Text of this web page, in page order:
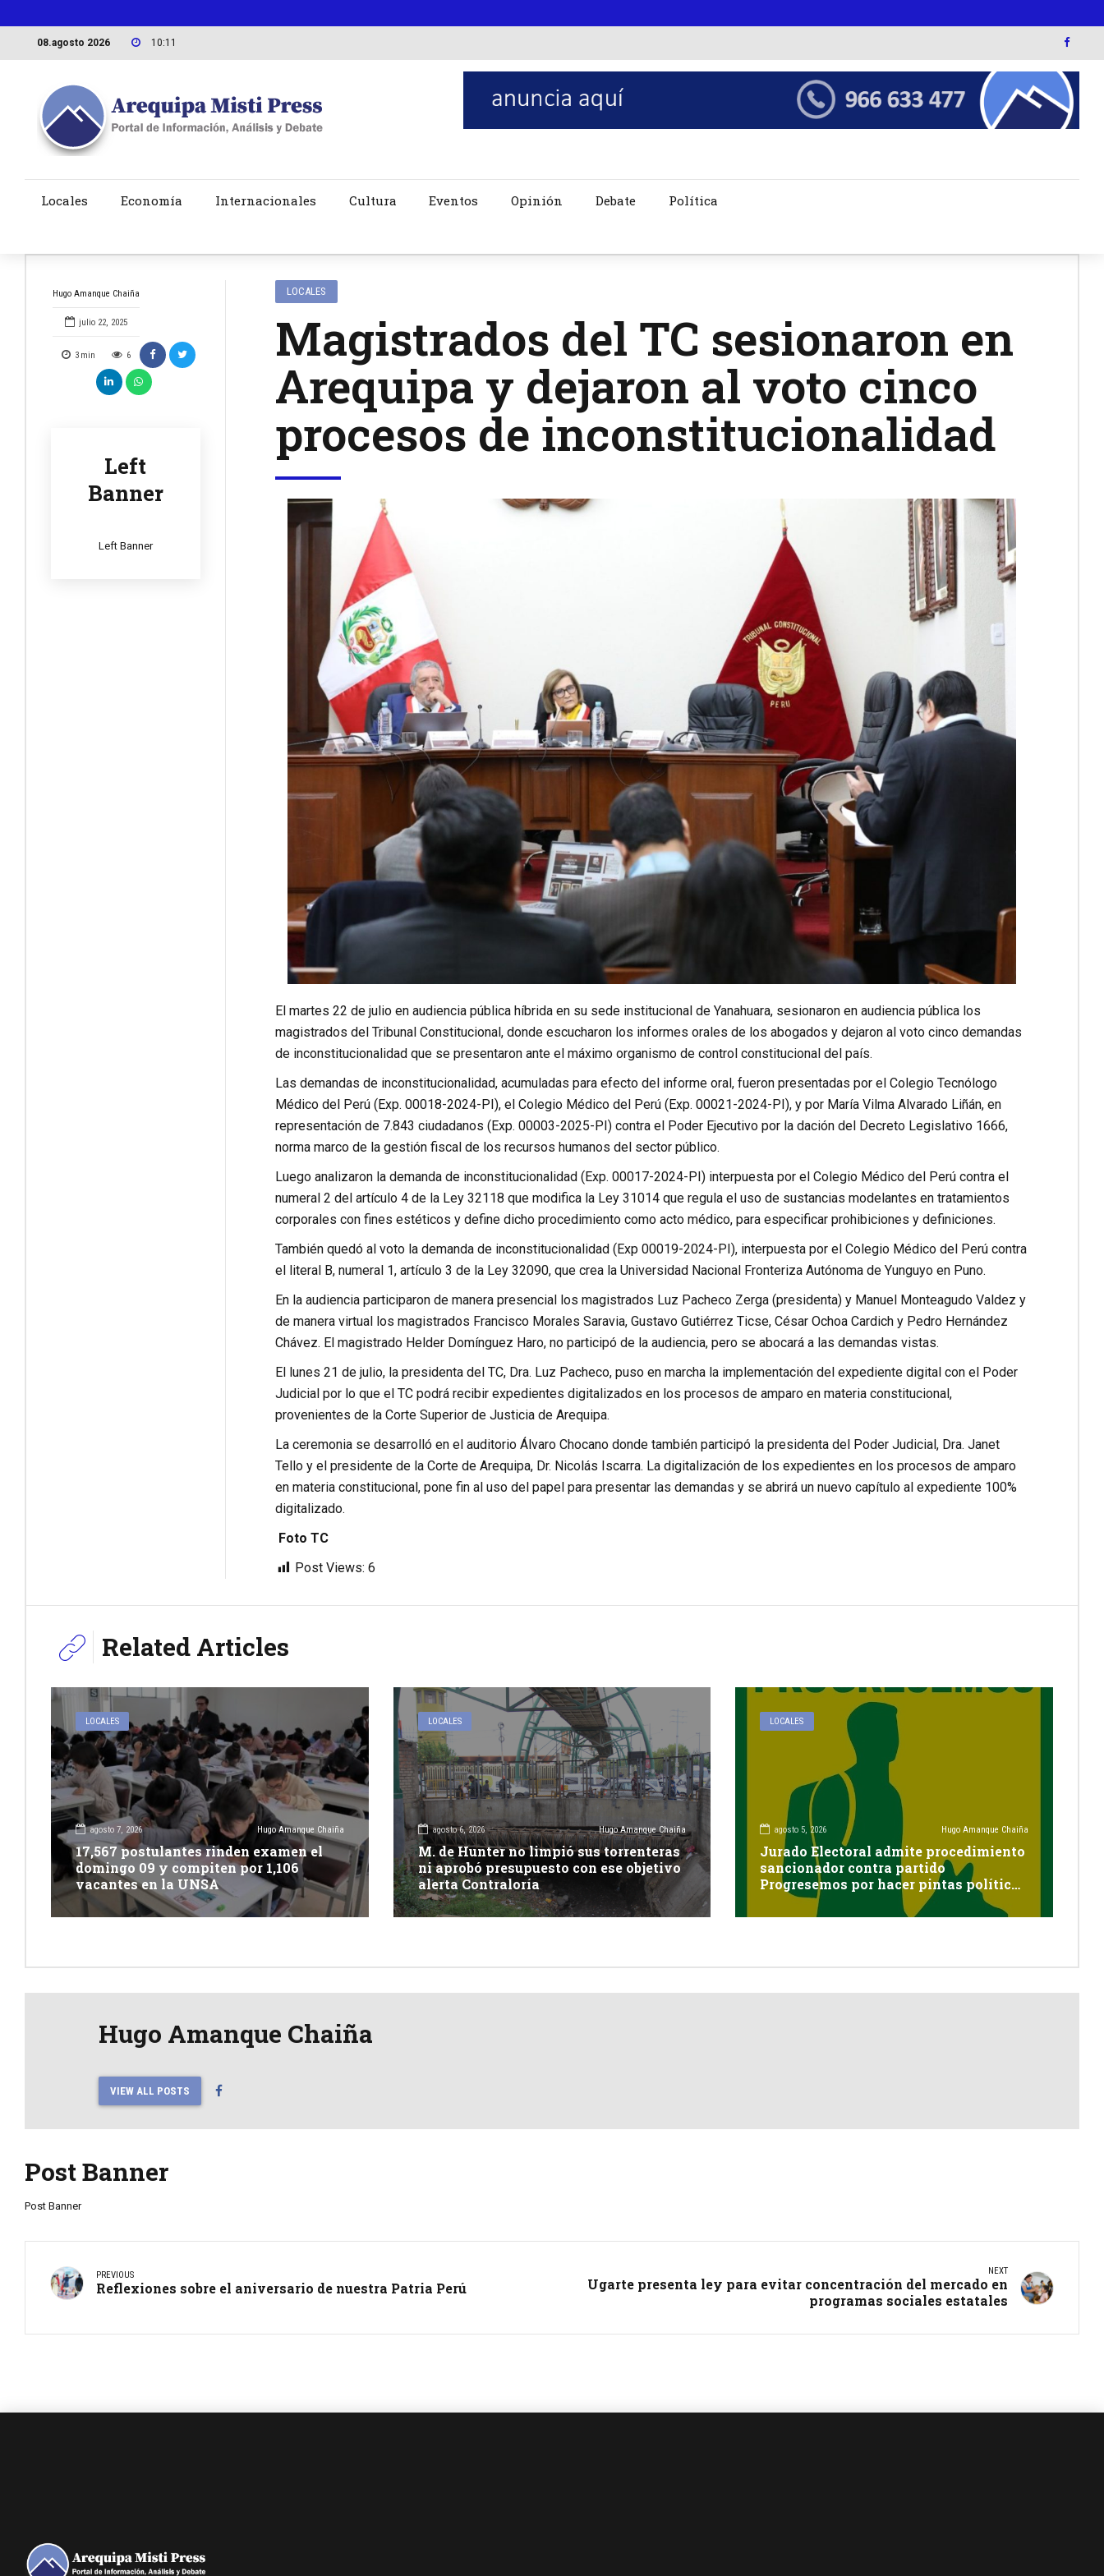
08.agosto 2026 10:11
Locales Economía Internacionales Cultura Eventos Opinión Debate Política
Hugo Amanque Chaiña
julio 22, 2025
3 min 6
Left
Banner
Left Banner
LOCALES
Magistrados del TC sesionaron en
Arequipa y dejaron al voto cinco
procesos de inconstitucionalidad
El martes 22 de julio en audiencia pública híbrida en su sede institucional de Yanahuara, sesionaron en audiencia pública los
magistrados del Tribunal Constitucional, donde escucharon los informes orales de los abogados y dejaron al voto cinco demandas
de inconstitucionalidad que se presentaron ante el máximo organismo de control constitucional del país.
Las demandas de inconstitucionalidad, acumuladas para efecto del informe oral, fueron presentadas por el Colegio Tecnólogo
Médico del Perú (Exp. 00018-2024-PI), el Colegio Médico del Perú (Exp. 00021-2024-PI), y por María Vilma Alvarado Liñán, en
representación de 7.843 ciudadanos (Exp. 00003-2025-PI) contra el Poder Ejecutivo por la dación del Decreto Legislativo 1666,
norma marco de la gestión fiscal de los recursos humanos del sector público.
Luego analizaron la demanda de inconstitucionalidad (Exp. 00017-2024-PI) interpuesta por el Colegio Médico del Perú contra el
numeral 2 del artículo 4 de la Ley 32118 que modifica la Ley 31014 que regula el uso de sustancias modelantes en tratamientos
corporales con fines estéticos y define dicho procedimiento como acto médico, para especificar prohibiciones y definiciones.
También quedó al voto la demanda de inconstitucionalidad (Exp 00019-2024-PI), interpuesta por el Colegio Médico del Perú contra
el literal B, numeral 1, artículo 3 de la Ley 32090, que crea la Universidad Nacional Fronteriza Autónoma de Yunguyo en Puno.
En la audiencia participaron de manera presencial los magistrados Luz Pacheco Zerga (presidenta) y Manuel Monteagudo Valdez y
de manera virtual los magistrados Francisco Morales Saravia, Gustavo Gutiérrez Ticse, César Ochoa Cardich y Pedro Hernández
Chávez. El magistrado Helder Domínguez Haro, no participó de la audiencia, pero se abocará a las demandas vistas.
El lunes 21 de julio, la presidenta del TC, Dra. Luz Pacheco, puso en marcha la implementación del expediente digital con el Poder
Judicial por lo que el TC podrá recibir expedientes digitalizados en los procesos de amparo en materia constitucional,
provenientes de la Corte Superior de Justicia de Arequipa.
La ceremonia se desarrolló en el auditorio Álvaro Chocano donde también participó la presidenta del Poder Judicial, Dra. Janet
Tello y el presidente de la Corte de Arequipa, Dr. Nicolás Iscarra. La digitalización de los expedientes en los procesos de amparo
en materia constitucional, pone fin al uso del papel para presentar las demandas y se abrirá un nuevo capítulo al expediente 100%
digitalizado.
Foto TC
Post Views: 6
Related Articles
LOCALES
agosto 7, 2026 Hugo Amanque Chaiña
17,567 postulantes rinden examen el
domingo 09 y compiten por 1,106
vacantes en la UNSA
LOCALES
agosto 6, 2026 Hugo Amanque Chaiña
M. de Hunter no limpió sus torrenteras
ni aprobó presupuesto con ese objetivo
alerta Contraloría
LOCALES
agosto 5, 2026 Hugo Amanque Chaiña
Jurado Electoral admite procedimiento
sancionador contra partido
Progresemos por hacer pintas políticas
sin autorización en Cayma
Hugo Amanque Chaiña
VIEW ALL POSTS
Post Banner
Post Banner
PREVIOUS
Reflexiones sobre el aniversario de nuestra Patria Perú
NEXT
Ugarte presenta ley para evitar concentración del mercado en
programas sociales estatales